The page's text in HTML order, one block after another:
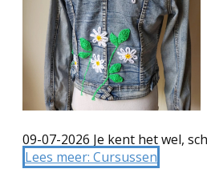
09-07-2026 Je kent het wel,
Lees meer: Cursussen